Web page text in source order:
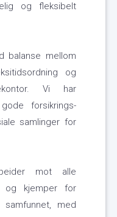
og fleksibelt
balanse mellom
og
Vi har
forsikrings-
samlinger for
mot alle
og kjemper for
med